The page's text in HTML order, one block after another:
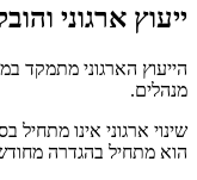
ייעוץ ארגוני
הייעוץ הארגוני מתמקד
מנהלים.
שינוי ארגוני אינו מתחיל
הוא מתחיל בהגדרה